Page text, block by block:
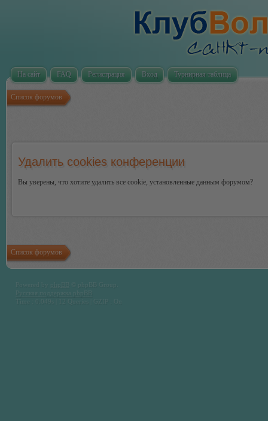
На сайт FAQ Регистрация Вход Турнирная таблица
Список форумов
Удалить cookies конференции
Вы уверены, что хотите удалить все cookie, установленные данным форумом?
Список форумов
Time : 0.049s | 12 Queries | GZIP : On